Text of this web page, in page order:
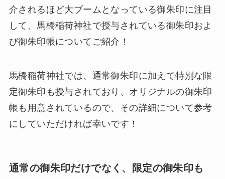
介されるほど大ブームとなっている御朱印に注目
して、馬橋稲荷神社で授与されている御朱印およ
び御朱印帳についてご紹介！
馬橋稲荷神社では、通常御朱印に加えて特別な限
定御朱印も授与されており、オリジナルの御朱印
帳も用意されているので、その詳細について参考
にしていただければ幸いです！
通常の御朱印だけでなく、限定の御朱印も